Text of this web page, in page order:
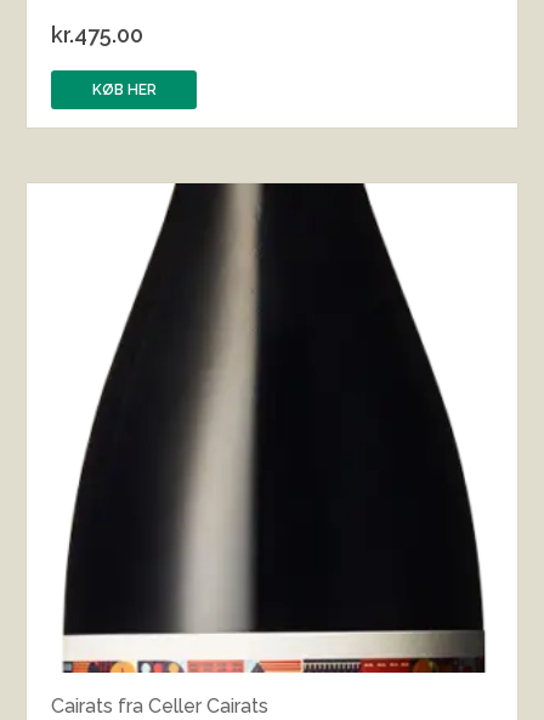
kr.475.00
KØB HER
Cairats fra Celler Cairats